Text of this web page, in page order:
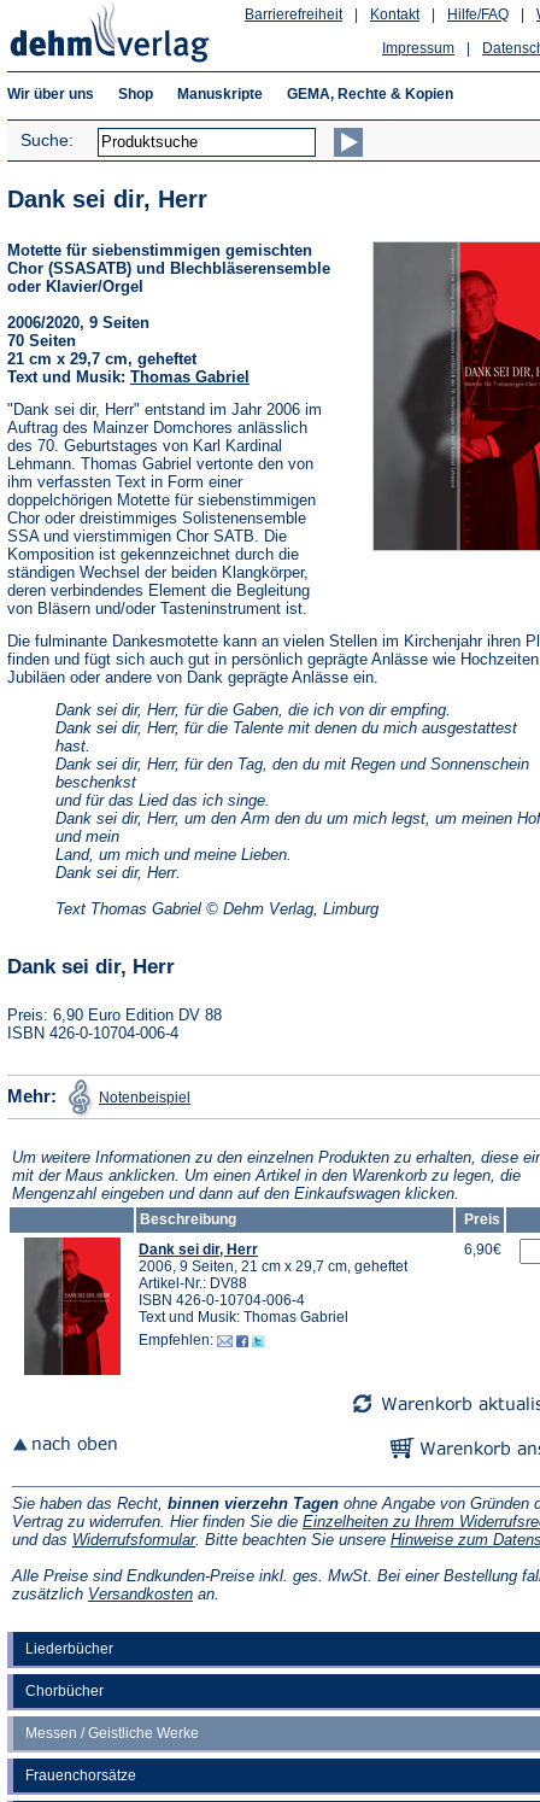
Hilfe/FAQ
Kontakt
Barrierefreiheit
Impressum
Wir über uns Shop Manuskripte GEMA, Rechte & Kopien
Suche:
Liederbücher
Chorbücher
Messen / Geistliche Werke
Frauenchorsätze
Dank sei dir, Herr
Motette für siebenstimmigen gemischten
Chor (SSASATB) und Blechbläserensemble
oder Klavier/Orgel
2006/2020, 9 Seiten
70 Seiten
21 cm x 29,7 cm, geheftet
Text und Musik: Thomas Gabriel
"Dank sei dir, Herr" entstand im Jahr 2006 im
Auftrag des Mainzer Domchores anlässlich
des 70. Geburtstages von Karl Kardinal
Lehmann. Thomas Gabriel vertonte den von
ihm verfassten Text in Form einer
doppelchörigen Motette für siebenstimmigen
Chor oder dreistimmiges Solistenensemble
SSA und vierstimmigen Chor SATB. Die
Komposition ist gekennzeichnet durch die
ständigen Wechsel der beiden Klangkörper,
deren verbindendes Element die Begleitung
von Bläsern und/oder Tasteninstrument ist.
Die fulminante Dankesmotette kann an vielen Stellen im Kirchenjahr ihren
finden und fügt sich auch gut in persönlich geprägte Anlässe wie
Jubiläen oder andere von Dank geprägte Anlässe ein.
Dank sei dir, Herr, für die Gaben, die ich von dir empfing.
Dank sei dir, Herr, für die Talente mit denen du mich ausgestattest
hast.
Dank sei dir, Herr, für den Tag, den du mit Regen und Sonnenschein
beschenkst
und für das Lied das ich singe.
Dank sei dir, Herr, um den Arm den du um mich legst, um meinen Hof
und mein
Land, um mich und meine Lieben.
Dank sei dir, Herr.
Text Thomas Gabriel © Dehm Verlag, Limburg
Dank sei dir, Herr
Preis: 6,90 Euro Edition DV 88
ISBN 426-0-10704-006-4
Mehr: Notenbeispiel in
einem
Tab)
Um weitere Informationen zu den einzelnen Produkten zu erhalten, diese
mit der Maus anklicken. Um einen Artikel in den Warenkorb zu legen, die
Mengenzahl eingeben und dann auf den Einkaufswagen klicken.
Beschreibung
Preis
Dank sei dir, Herr
2006, 9 Seiten, 21 cm x 29,7 cm, geheftet
Artikel-Nr.: DV88
ISBN 426-0-10704-006-4
Text und Musik: Thomas Gabriel
Empfehlen:
6,90€
Sie haben das Recht, binnen vierzehn Tagen ohne Angabe von Gründen
Vertrag zu widerrufen. Hier finden Sie die Einzelheiten zu Ihrem
und das Widerrufsformular(Öffnet
einem
neuen
. Bitte beachten Sie unsere Hinweise zum
Alle Preise sind Endkunden-Preise inkl. ges. MwSt. Bei einer Bestellung
zusätzlich Versandkosten(Öffnet
an.